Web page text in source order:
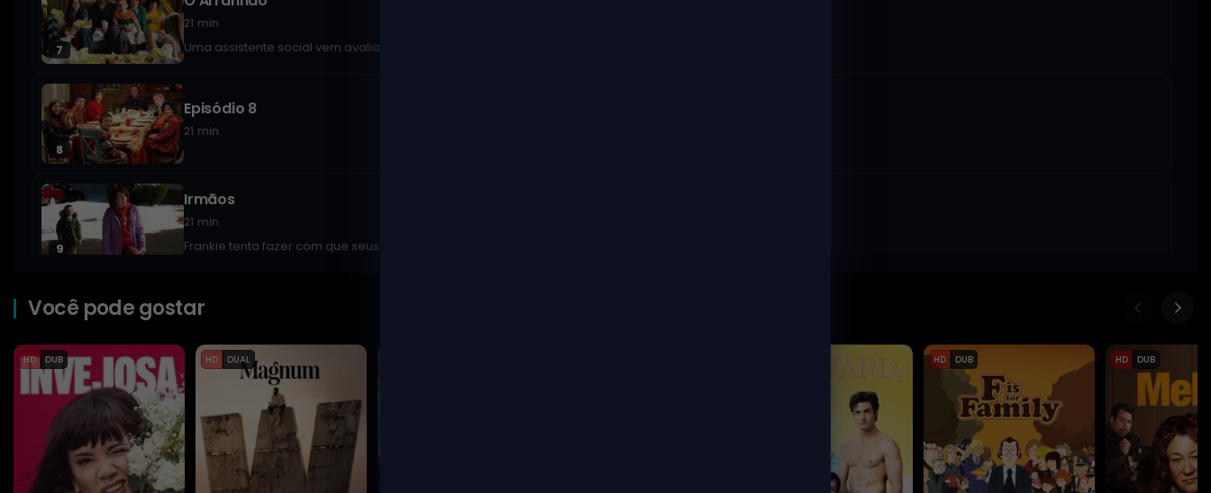
7
21 min
Uma assistente social vem avaliar a família Heck; Bob ajuda o Sr. Ehlert com um comercial.
8
Episódio 8
21 min
9
Irmãos
21 min
Frankie tenta fazer com que seus filhos parem de brigar; Mike pensa em demitir a tia Edie.
10
Natal
Mike organiza o Natal da família para que Frankie possa ensaiar o solo que vai tocar na missa.
O Jeans
21 min
Sue quer um jeans caro para ficar igual às amigas; Brick cuida do cachorro das tias Edie e Ginny.
Você pode gostar
HD DUB HD DUAL HD DUB HD DUB